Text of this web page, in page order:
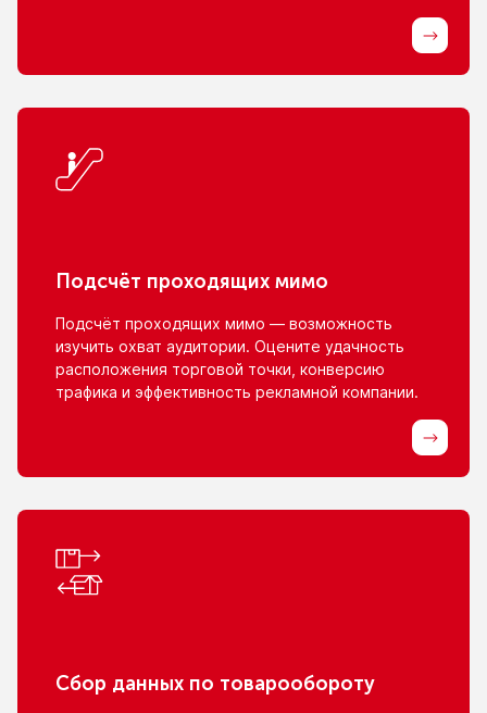
Подсчёт проходящих мимо
Подсчёт проходящих мимо — возможность
изучить охват аудитории. Оцените удачность
расположения торговой точки, конверсию
трафика и эффективность рекламной компании.
Сбор данных по товарообороту